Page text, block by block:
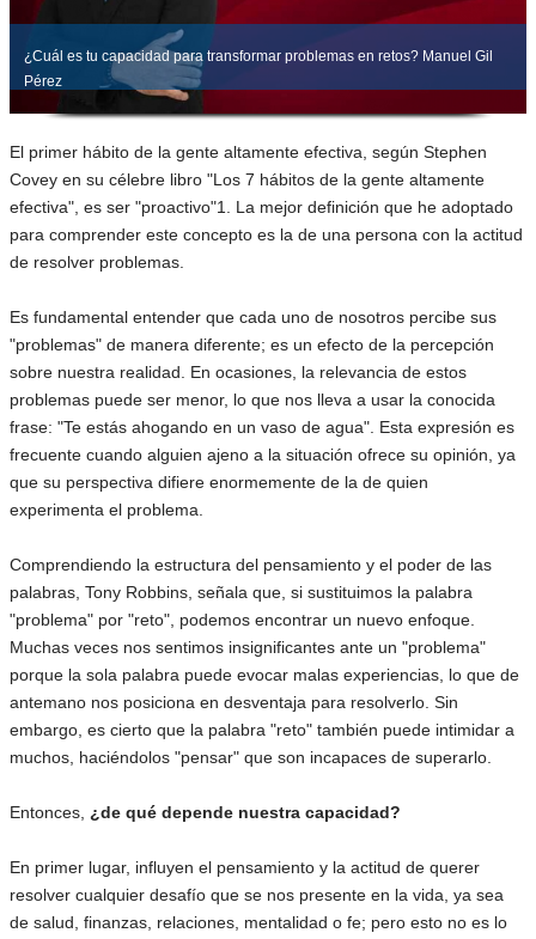
¿Cuál es tu capacidad para transformar problemas en retos? Manuel Gil
Pérez
El primer hábito de la gente altamente efectiva, según Stephen
Covey en su célebre libro "Los 7 hábitos de la gente altamente
efectiva", es ser "proactivo"1. La mejor definición que he adoptado
para comprender este concepto es la de una persona con la actitud
de resolver problemas.
Es fundamental entender que cada uno de nosotros percibe sus
"problemas" de manera diferente; es un efecto de la percepción
sobre nuestra realidad. En ocasiones, la relevancia de estos
problemas puede ser menor, lo que nos lleva a usar la conocida
frase: "Te estás ahogando en un vaso de agua". Esta expresión es
frecuente cuando alguien ajeno a la situación ofrece su opinión, ya
que su perspectiva difiere enormemente de la de quien
experimenta el problema.
Comprendiendo la estructura del pensamiento y el poder de las
palabras, Tony Robbins, señala que, si sustituimos la palabra
"problema" por "reto", podemos encontrar un nuevo enfoque.
Muchas veces nos sentimos insignificantes ante un "problema"
porque la sola palabra puede evocar malas experiencias, lo que de
antemano nos posiciona en desventaja para resolverlo. Sin
embargo, es cierto que la palabra "reto" también puede intimidar a
muchos, haciéndolos "pensar" que son incapaces de superarlo.
Entonces, ¿de qué depende nuestra capacidad?
En primer lugar, influyen el pensamiento y la actitud de querer
resolver cualquier desafío que se nos presente en la vida, ya sea
de salud, finanzas, relaciones, mentalidad o fe; pero esto no es lo